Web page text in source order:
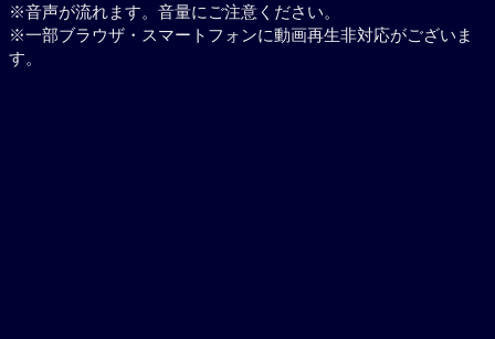
※音声が流れます。音量にご注意ください。
※一部ブラウザ・スマートフォンに動画再生非対応がございま
す。